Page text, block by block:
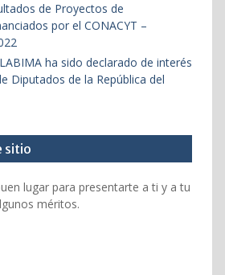
de Proyectos de
por el CONACYT –
ha sido declarado de interés
Diputados de la República del
sitio
lugar para presentarte a ti y a tu
méritos.